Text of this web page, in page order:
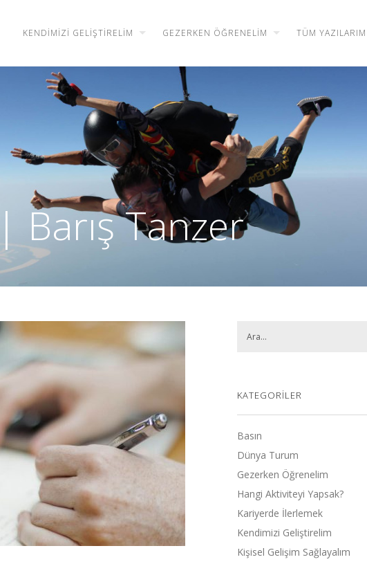
KENDIMIZI GELIŞTIRELIM GEZERKEN ÖĞRENELIM TÜM YAZILARIM
Tanzer
KATEGORILER
Basın
Dünya Turum
Gezerken Öğrenelim
Hangi Aktiviteyi Yapsak?
Kariyerde İlerlemek
Kendimizi Geliştirelim
Kişisel Gelişim Sağlayalım